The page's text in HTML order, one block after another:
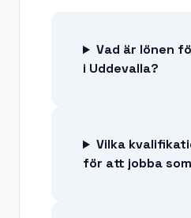
Vad är lönen
i Uddevalla?
Vilka
för att jobba